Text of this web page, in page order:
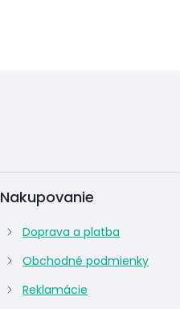
Nakupovanie
Doprava a platba
Obchodné podmienky
Reklamácie